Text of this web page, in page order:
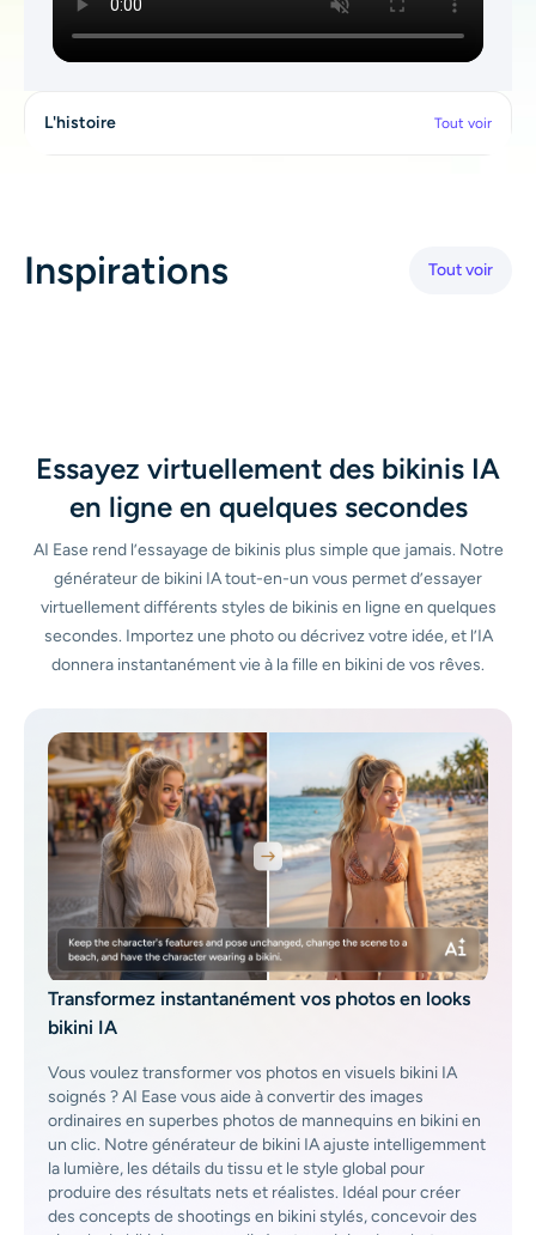
Changeur de vêtements
Générateur de tirs à la tête Pro
Générateur de tirs à la tête IA
Créateur de photos d’identité
Effets vidéo
Amplificateur vidéo
Suppression de filigrane vidéo
L'histoire Tout voir
Inspirations Tout voir
Essayez virtuellement des bikinis IA
en ligne en quelques secondes
AI Ease rend l’essayage de bikinis plus simple que jamais. Notre
générateur de bikini IA tout-en-un vous permet d’essayer
virtuellement différents styles de bikinis en ligne en quelques
secondes. Importez une photo ou décrivez votre idée, et l’IA
donnera instantanément vie à la fille en bikini de vos rêves.
Transformez instantanément vos photos en looks
bikini IA
Vous voulez transformer vos photos en visuels bikini IA
soignés ? AI Ease vous aide à convertir des images
ordinaires en superbes photos de mannequins en bikini en
un clic. Notre générateur de bikini IA ajuste intelligemment
la lumière, les détails du tissu et le style global pour
produire des résultats nets et réalistes. Idéal pour créer
des concepts de shootings en bikini stylés, concevoir des